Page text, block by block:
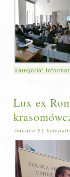
Kategoria:
Lux ex
Dodane 21